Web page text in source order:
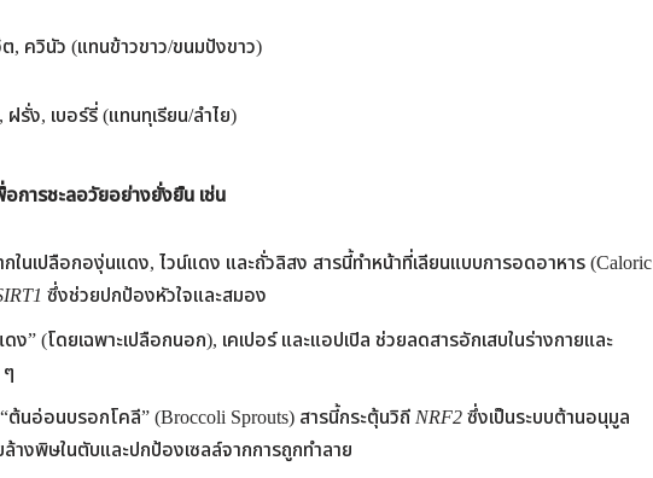
, ควินัว (แทนข้าวขาว/ขนมปังขาว)
ฝรั่ง, เบอร์รี่ (แทนทุเรียน/ลำไย)
อการชะลอวัยอย่างยั่งยืน เช่น
ในเปลือกองุ่นแดง, ไวน์แดง และถั่วลิสง สารนี้ทำหน้าที่เลียนแบบการอดอาหาร (Caloric
ซึ่งช่วยปกป้องหัวใจและสมอง
ง” (โดยเฉพาะเปลือกนอก), เคเปอร์ และแอปเปิล ช่วยลดสารอักเสบในร่างกายและ
ต้นอ่อนบรอกโคลี” (Broccoli Sprouts) สารนี้กระตุ้นวิถีNRF2ซึ่งเป็นระบบต้านอนุมูล
งพิษในตับและปกป้องเซลล์จากการถูกทำลาย